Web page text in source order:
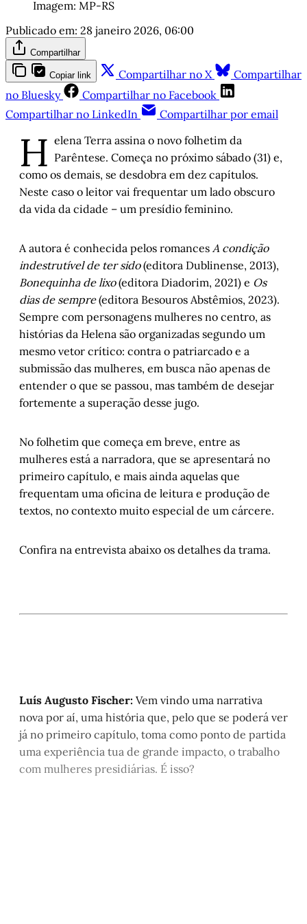
Imagem: MP-RS
Publicado em: 28 janeiro 2026, 06:00
Compartilhar
Copiar link Compartilhar no X
Compartilhar
no Bluesky
Compartilhar no Facebook
Compartilhar no LinkedIn
Compartilhar por email
H elena Terra assina o novo folhetim da
Parêntese. Começa no próximo sábado (31) e,
como os demais, se desdobra em dez capítulos.
Neste caso o leitor vai frequentar um lado obscuro
da vida da cidade – um presídio feminino.
A autora é conhecida pelos romances A condição
indestrutível de ter sido(editora Dublinense, 2013),
Bonequinha de lixo(editora Diadorim, 2021) e Os
dias de sempre(editora Besouros Abstêmios, 2023).
Sempre com personagens mulheres no centro, as
histórias da Helena são organizadas segundo um
mesmo vetor crítico: contra o patriarcado e a
submissão das mulheres, em busca não apenas de
entender o que se passou, mas também de desejar
fortemente a superação desse jugo.
No folhetim que começa em breve, entre as
mulheres está a narradora, que se apresentará no
primeiro capítulo, e mais ainda aquelas que
frequentam uma oficina de leitura e produção de
textos, no contexto muito especial de um cárcere.
Confira na entrevista abaixo os detalhes da trama.
Luís Augusto Fischer: Vem vindo uma narrativa
nova por aí, uma história que, pelo que se poderá ver
já no primeiro capítulo, toma como ponto de partida
uma experiência tua de grande impacto, o trabalho
com mulheres presidiárias. É isso?